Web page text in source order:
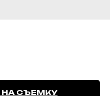
НА СЪЕМКУ